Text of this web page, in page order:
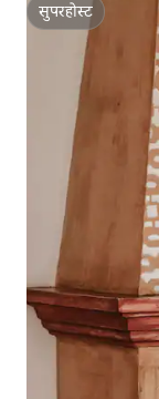
सुपरहोस्ट
सुपरहोस्ट